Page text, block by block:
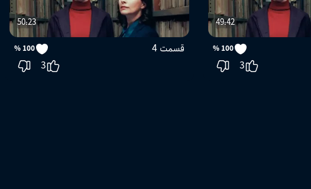
49:42
100 %
3
50:23
قسمت 4 100 %
3